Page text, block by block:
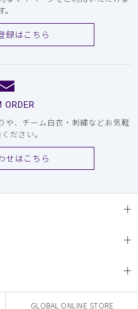
。
録はこちら
ORDER
や、チーム白衣・刺繍などお気軽
ださい。
せはこちら
GLOBAL ONLINE STORE